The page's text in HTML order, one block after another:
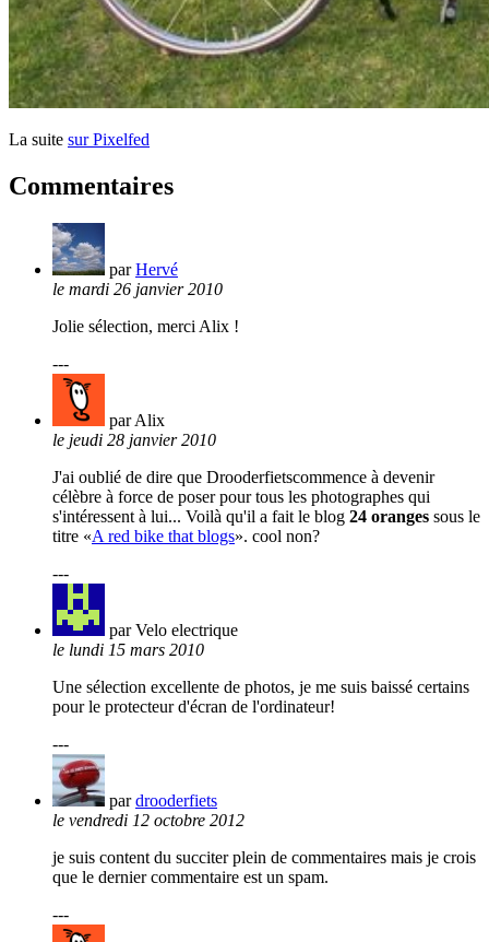
La suite sur Pixelfed
Commentaires
parHervé
le mardi 26 janvier 2010
Jolie sélection, merci Alix !
---
par Alix
le jeudi 28 janvier 2010
J'ai oublié de dire que Drooderfietscommence à devenir
célèbre à force de poser pour tous les photographes qui
s'intéressent à lui... Voilà qu'il a fait le blog 24 oranges sous le
titre «A red bike that blogs». cool non?
---
par Velo electrique
le lundi 15 mars 2010
Une sélection excellente de photos, je me suis baissé certains
pour le protecteur d'écran de l'ordinateur!
---
pardrooderfiets
le vendredi 12 octobre 2012
je suis content du succiter plein de commentaires mais je crois
que le dernier commentaire est un spam.
---